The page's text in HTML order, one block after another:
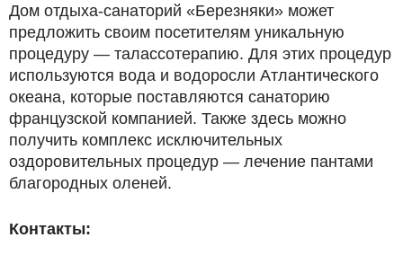
Дом отдыха­-санаторий «Березняки» может
предложить своим посетителям уникальную
процедуру — талассотерапию. Для этих процедур
используются вода и водоросли Атлантического
океана, которые поставляются санаторию
французской компанией. Также здесь можно
получить комплекс исключительных
оздоровительных процедур — лечение пантами
благородных оленей.
Контакты: